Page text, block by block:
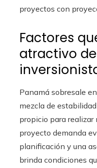
proyectos con
Factores
atractivo
Panamá sobresale
mezcla de
propicio para realizar
proyecto demanda
planificación y una
brinda condiciones